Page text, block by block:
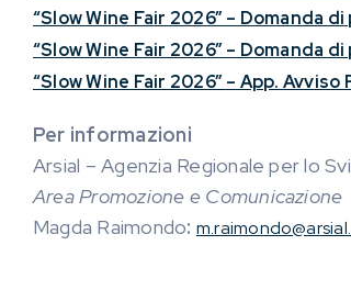
“Slow Wine Fair 2026” – Domanda
“Slow Wine Fair 2026” – Domanda
“Slow Wine Fair 2026” – App.
Per informazioni
Arsial – Agenzia Regionale per lo
Area Promozione e Comunicazione
Magda Raimondo: